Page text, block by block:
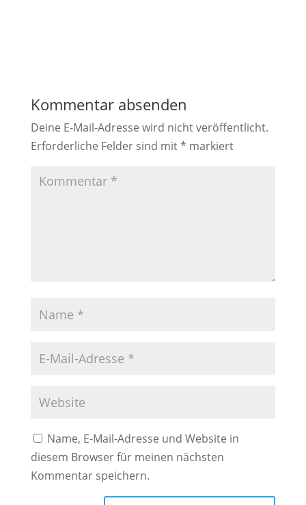
Kommentar absenden
Deine E-Mail-Adresse wird nicht veröffentlicht.
Erforderliche Felder sind mit* markiert
Name, E-Mail-Adresse und Website in
diesem Browser für meinen nächsten
Kommentar speichern.